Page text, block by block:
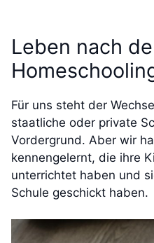
Leben nach
Für uns steht der
staatliche oder private
Vordergrund. Aber wir
kennengelernt, die ihre
unterrichtet haben und
Schule geschickt haben.